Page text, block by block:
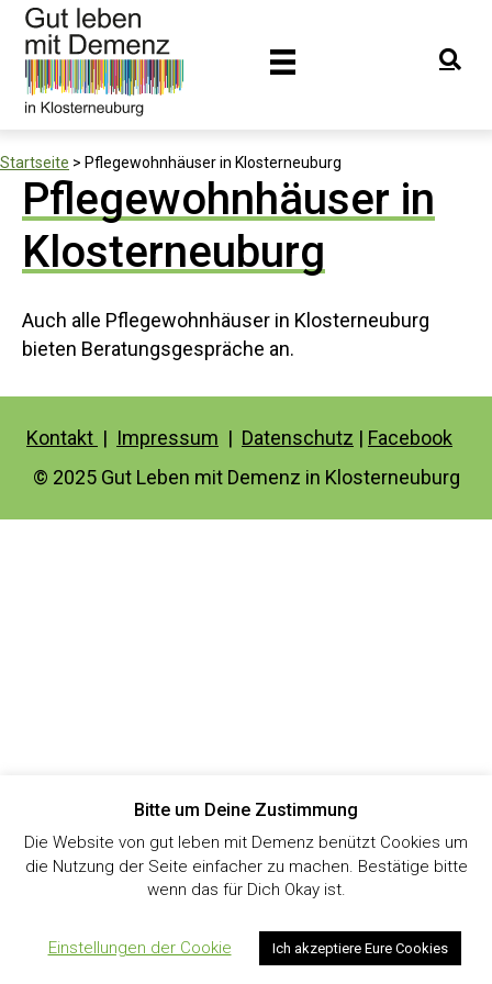
Startseite > Pflegewohnhäuser in Klosterneuburg
Pflegewohnhäuser in
Klosterneuburg
Auch alle Pflegewohnhäuser in Klosterneuburg
bieten Beratungsgespräche an.
Kontakt | Impressum | Datenschutz | Facebook
© 2025 Gut Leben mit Demenz in Klosterneuburg
Bitte um Deine Zustimmung
Die Website von gut leben mit Demenz benützt Cookies um
die Nutzung der Seite einfacher zu machen. Bestätige bitte
wenn das für Dich Okay ist.
Einstellungen der Cookie Ich akzeptiere Eure Cookies